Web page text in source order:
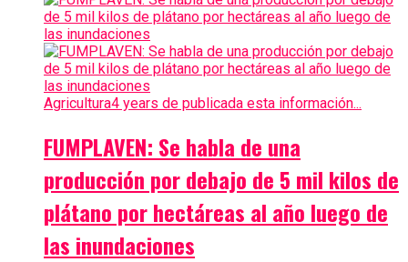
Agricultura4 years de publicada esta información...
FUMPLAVEN: Se habla de una
producción por debajo de 5 mil kilos de
plátano por hectáreas al año luego de
las inundaciones